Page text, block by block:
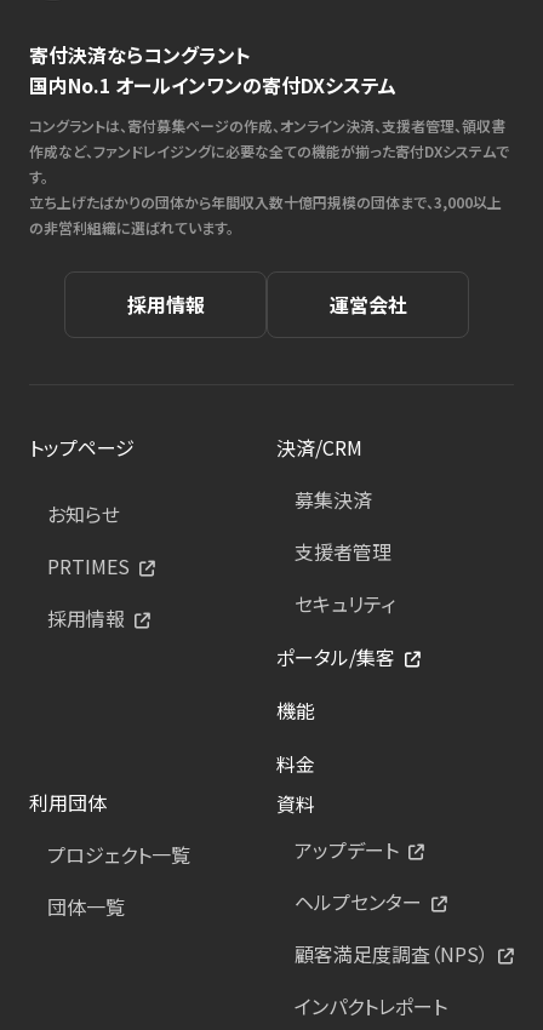
寄付決済ならコングラント
国内No.1 オールインワンの寄付DXシステム
コングラントは、寄付募集ページの作成、オンライン決済、支援者管理、領収書
作成など、ファンドレイジングに必要な全ての機能が揃った寄付DXシステムで
す。
立ち上げたばかりの団体から年間収入数十億円規模の団体まで、3,000以上
の非営利組織に選ばれています。
採用情報 運営会社
トップページ
お知らせ
PRTIMES
採用情報
決済/CRM
募集決済
支援者管理
セキュリティ
ポータル/集客
機能
料金
利用団体
プロジェクト一覧
団体一覧
資料
アップデート
ヘルプセンター
顧客満足度調査（NPS）
インパクトレポート